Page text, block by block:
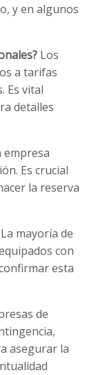
y en algunos
Los
a tarifas
Es vital
detalles
empresa
Es crucial
la reserva
La mayoría de
con
esta
de
asegurar la